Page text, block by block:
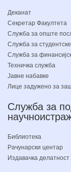
Деканат
Секретар Факултета
Служба за опште
Служба за
Служба за
Техничка служба
Јавне набавке
Лице задужено за
Служба за
Библиотека
Рачунарски центар
Издавачка делатност